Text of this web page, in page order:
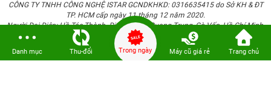
CÔNG TY TNHH CÔNG NGHỆ ISTAR GCNDKHKD: 0316635415 do Sở KH & ĐT
TP. HCM cấp ngày 11 tháng 12 năm 2020.
Người Đại Diện: Hồ Tác Thành. Địa chỉ: 389 Quang Trung, Gò Vấp, Hồ Chí Minh.
Danh mục Thu-đổi Trong ngày Máy cũ giá rẻ Trang chủ